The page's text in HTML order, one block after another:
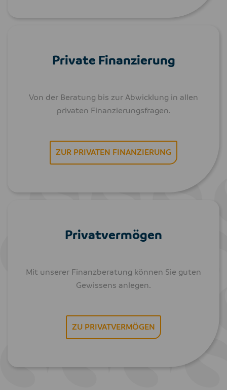
Private Finanzierung
Von der Beratung bis zur Abwicklung in allen
privaten Finanzierungsfragen.
ZUR PRIVATEN FINANZIERUNG
Privatvermögen
Mit unserer Finanzberatung können Sie guten
Gewissens anlegen.
ZU PRIVATVERMÖGEN